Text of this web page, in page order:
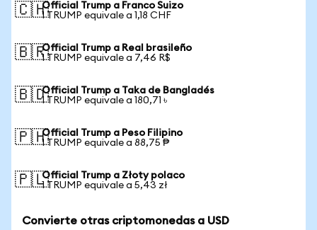
🇨🇭Official Trump a Franco Suizo
1 TRUMP equivale a 1,18 CHF
🇧🇷Official Trump a Real brasileño
1 TRUMP equivale a 7,46 R$
🇧🇩Official Trump a Taka de Bangladés
1 TRUMP equivale a 180,71 ৳
🇵🇭Official Trump a Peso Filipino
1 TRUMP equivale a 88,75 ₱
🇵🇱Official Trump a Złoty polaco
1 TRUMP equivale a 5,43 zł
Convierte otras criptomonedas a USD